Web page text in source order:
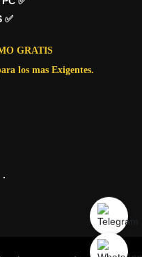
✅
GRATIS
los mas Exigentes.